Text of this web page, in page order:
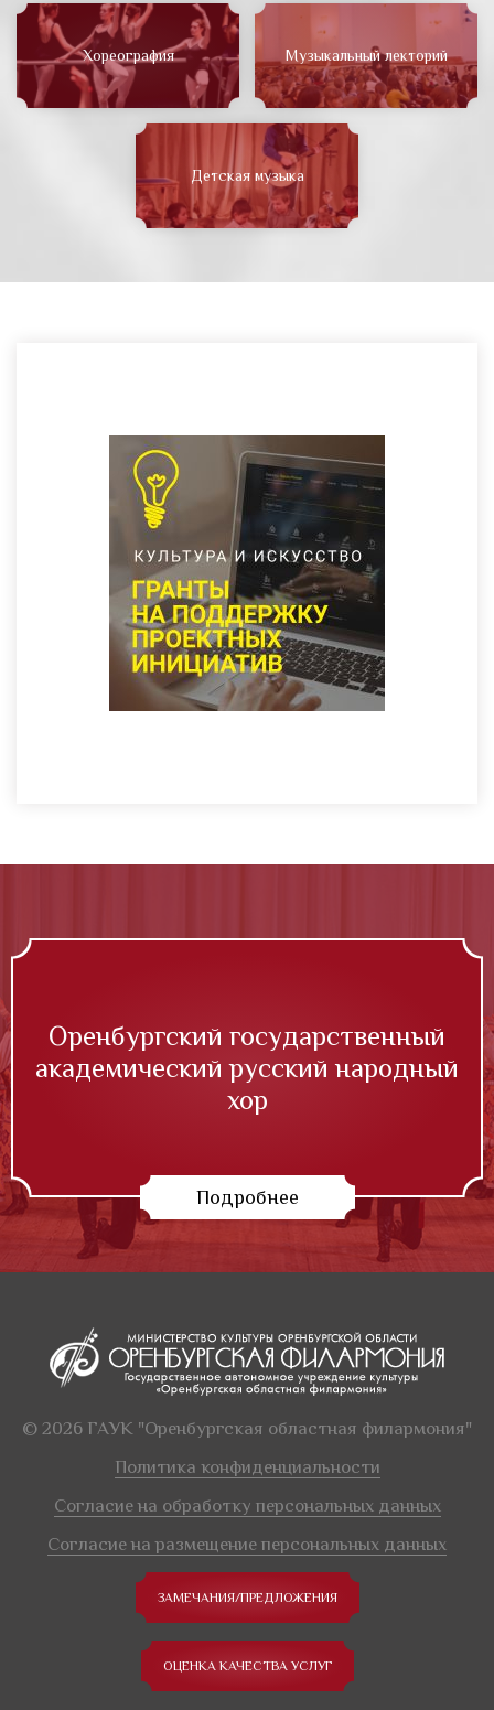
Хореография Музыкальный лекторий
Детская музыка
Оренбургский государственный
академический русский народный
хор
Подробнее
© 2026 ГАУК "Оренбургская областная филармония"
Политика конфиденциальности
Согласие на обработку персональных данных
Согласие на размещение персональных данных
ЗАМЕЧАНИЯ/ПРЕДЛОЖЕНИЯ
ОЦЕНКА КАЧЕСТВА УСЛУГ